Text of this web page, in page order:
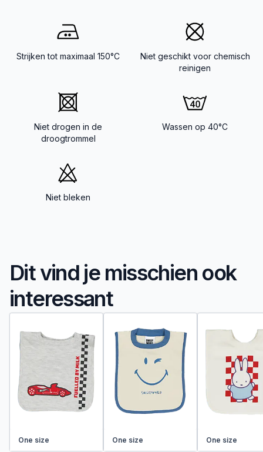
Strijken tot maximaal 150°C
Niet geschikt voor chemisch
reinigen
Niet drogen in de
droogtrommel
Wassen op 40°C
Niet bleken
Dit vind je misschien ook
interessant
One size One size One size